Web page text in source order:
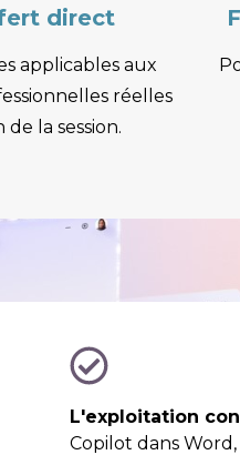
direct
applicables aux
réelles
de la session.
L'exploitation
Copilot dans